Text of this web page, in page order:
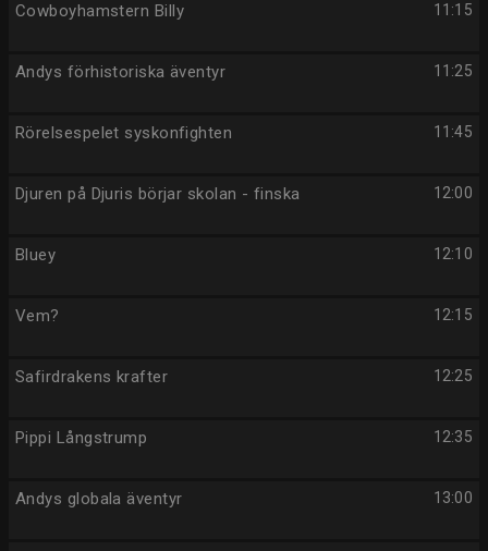
11:15
Cowboyhamstern Billy
11:25
Andys förhistoriska äventyr
11:45
Rörelsespelet syskonfighten
12:00
Djuren på Djuris börjar skolan - finska
12:10
Bluey
12:15
Vem?
12:25
Safirdrakens krafter
12:35
Pippi Långstrump
13:00
Andys globala äventyr